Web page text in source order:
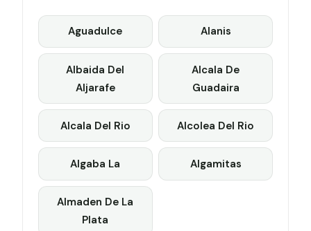
Aguadulce Alanis
Albaida Del
Aljarafe
Alcala De
Guadaira
Alcala Del Rio Alcolea Del Rio
Algaba La Algamitas
Almaden De La
Plata